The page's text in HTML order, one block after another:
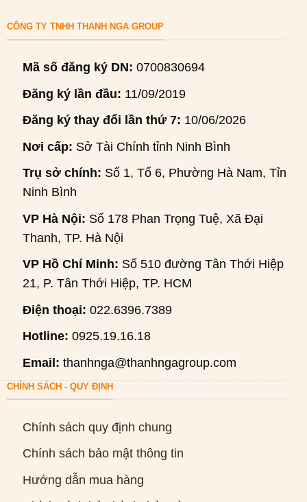
CÔNG TY TNHH THANH NGA GROUP
Mã số đăng ký DN: 0700830694
Đăng ký lần đầu: 11/09/2019
Đăng ký thay đổi lần thứ 7: 10/06/2026
Nơi cấp: Sở Tài Chính tỉnh Ninh Bình
Trụ sở chính: Số 1, Tổ 6, Phường Hà Nam, Tỉnh
Ninh Bình
VP Hà Nội: Số 178 Phan Trọng Tuệ, Xã Đại
Thanh, TP. Hà Nội
VP Hồ Chí Minh: Số 510 đường Tân Thới Hiệp
21, P. Tân Thới Hiệp, TP. HCM
Điện thoại: 022.6396.7389
Hotline: 0925.19.16.18
Email: thanhnga@thanhngagroup.com
CHÍNH SÁCH - QUY ĐỊNH
Chính sách quy định chung
Chính sách bảo mật thông tin
Hướng dẫn mua hàng